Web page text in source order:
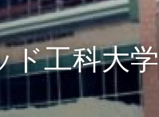
ド工科大学